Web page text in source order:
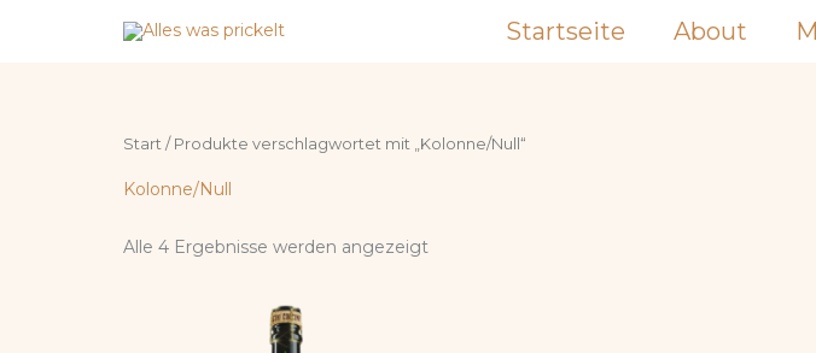
Startseite About
Start / Produkte verschlagwortet mit „Kolonne/Null“
Kolonne/Null
Alle 4 Ergebnisse werden angezeigt